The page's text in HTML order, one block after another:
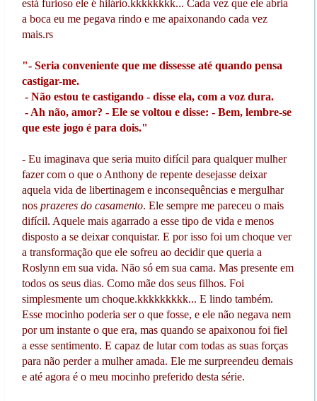
está furioso ele é hilário.kkkkkkkk... Cada vez que ele abria
a boca eu me pegava rindo e me apaixonando cada vez
mais.rs
"- Seria conveniente que me dissesse até quando pensa
castigar-me.
- Não estou te castigando - disse ela, com a voz dura.
- Ah não, amor? - Ele se voltou e disse: - Bem, lembre-se
que este jogo é para dois."
- Eu imaginava que seria muito difícil para qualquer mulher
fazer com o que o Anthony de repente desejasse deixar
aquela vida de libertinagem e inconsequências e mergulhar
nos prazeres do casamento. Ele sempre me pareceu o mais
difícil. Aquele mais agarrado a esse tipo de vida e menos
disposto a se deixar conquistar. E por isso foi um choque ver
a transformação que ele sofreu ao decidir que queria a
Roslynn em sua vida. Não só em sua cama. Mas presente em
todos os seus dias. Como mãe dos seus filhos. Foi
simplesmente um choque.kkkkkkkkk... E lindo também.
Esse mocinho poderia ser o que fosse, e ele não negava nem
por um instante o que era, mas quando se apaixonou foi fiel
a esse sentimento. E capaz de lutar com todas as suas forças
para não perder a mulher amada. Ele me surpreendeu demais
e até agora é o meu mocinho preferido desta série.